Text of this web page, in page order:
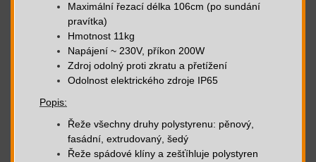
Maximální řezací délka 106cm (po sundání
pravítka)
Hmotnost 11kg
Napájení ~ 230V, příkon 200W
Zdroj odolný proti zkratu a přetížení
Odolnost elektrického zdroje IP65
Popis:
Řeže všechny druhy polystyrenu: pěnový,
fasádní, extrudovaný, šedý
Řeže spádové klíny a zešťíhluje polystyren